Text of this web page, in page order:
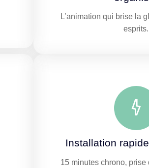
L’animation qui brise la
esprits.
Installation
15 minutes chrono, prise